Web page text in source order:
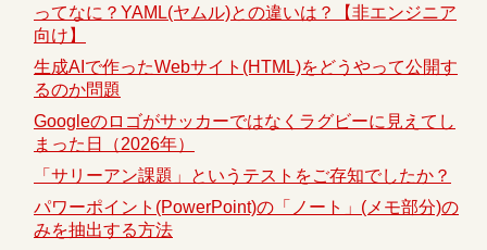
ってなに？YAML(ヤムル)との違いは？【非エンジニア
向け】
生成AIで作ったWebサイト(HTML)をどうやって公開す
るのか問題
Googleのロゴがサッカーではなくラグビーに見えてし
まった日（2026年）
「サリーアン課題」というテストをご存知でしたか？
パワーポイント(PowerPoint)の「ノート」(メモ部分)の
みを抽出する方法